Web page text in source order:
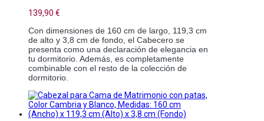
139,90 €
Con dimensiones de 160 cm de largo, 119,3 cm
de alto y 3,8 cm de fondo, el Cabecero se
presenta como una declaración de elegancia en
tu dormitorio. Además, es completamente
combinable con el resto de la colección de
dormitorio.